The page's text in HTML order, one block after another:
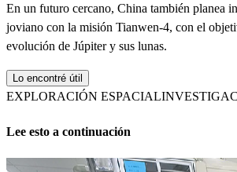
En un futuro cercano, China también planea
joviano con la misión Tianwen-4, con el
evolución de Júpiter y sus lunas.
Lo encontré útil
EXPLORACIÓN ESPACIAL
Lee esto a continuación